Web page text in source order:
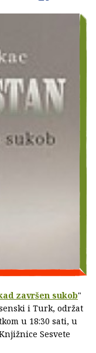
završen sukob"
i Turk, održat
u 18:30 sati, u
Sesvete